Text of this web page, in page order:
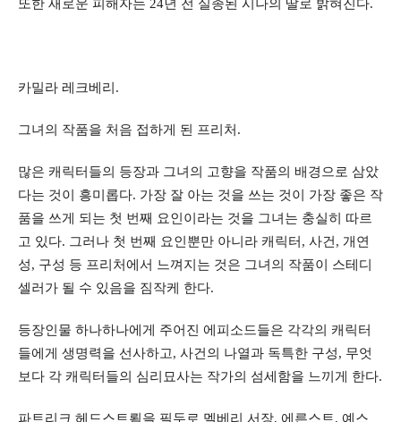
또한 새로운 피해자는 24년 전 실종된 시나의 딸로 밝혀진다.
카밀라 레크베리.
그녀의 작품을 처음 접하게 된 프리처.
많은 캐릭터들의 등장과 그녀의 고향을 작품의 배경으로 삼았
다는 것이 흥미롭다. 가장 잘 아는 것을 쓰는 것이 가장 좋은 작
품을 쓰게 되는 첫 번째 요인이라는 것을 그녀는 충실히 따르
고 있다. 그러나 첫 번째 요인뿐만 아니라 캐릭터, 사건, 개연
성, 구성 등 프리처에서 느껴지는 것은 그녀의 작품이 스테디
셀러가 될 수 있음을 짐작케 한다.
등장인물 하나하나에게 주어진 에피소드들은 각각의 캐릭터
들에게 생명력을 선사하고, 사건의 나열과 독특한 구성, 무엇
보다 각 캐릭터들의 심리묘사는 작가의 섬세함을 느끼게 한다.
파트리크 헤드스트룀을 필두로 멜베리 서장, 에른스트, 예스